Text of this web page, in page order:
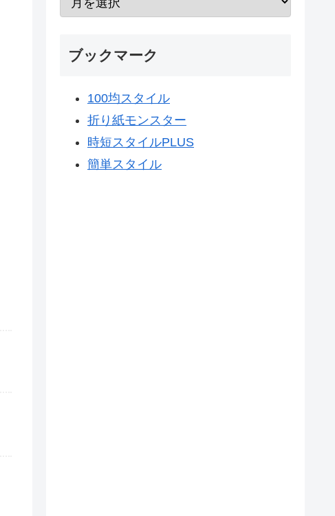
ブックマーク
100均スタイル
折り紙モンスター
時短スタイルPLUS
簡単スタイル